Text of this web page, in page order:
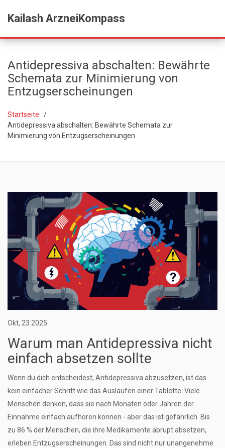
Kailash ArzneiKompass
Antidepressiva abschalten: Bewährte
Schemata zur Minimierung von
Entzugserscheinungen
Startseite
Antidepressiva abschalten: Bewährte Schemata zur
Minimierung von Entzugserscheinungen
Okt, 23 2025
Warum man Antidepressiva nicht
einfach absetzen sollte
Wenn du dich entscheidest, Antidepressiva abzusetzen, ist das
kein einfacher Schritt wie das Auslaufen einer Tablette. Viele
Menschen denken, dass sie nach Monaten oder Jahren der
Einnahme einfach aufhören können - aber das ist gefährlich. Bis
zu 86 % der Menschen, die ihre Medikamente abrupt absetzen,
erleben Entzugserscheinungen. Das sind nicht nur unangenehme